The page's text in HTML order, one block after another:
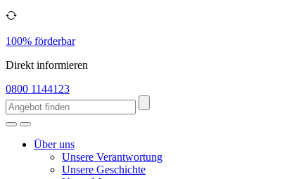
100% förderbar
Direkt informieren
0800 1144123
Über uns
Unsere Verantwortung
Unsere Geschichte